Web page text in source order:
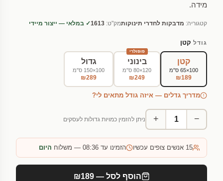
מידה.
קטגוריה: מדבקות לחדרי תינוקותמק"ט: 1613✓ במלאי — ייצור מיידי
גודל קטן
קטן
100×65 ס"מ
₪189
פופולרי
בינוני
120×80 ס"מ
₪249
גדול
100×150 ס"מ
₪289
מדריך גדלים — איזה גודל מתאים לי?
−
+ ניתן להזמין כמויות גדולות לעסקים
15 אנשים צופים עכשיו הזמינו עד 08:36 — משלוח היום
הוסף לסל — ₪189